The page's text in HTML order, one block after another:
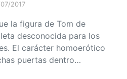
2017
la figura de Tom de
desconocida para los
El carácter homoerótico
puertas dentro…